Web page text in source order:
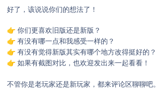
好了，该说说你们的想法了！
👉 你们更喜欢旧版还是新版？
👉 有没有哪一点和我感受一样的？
👉 有没有觉得新版其实有哪个地方改得挺好的？
👉 如果有截图对比，也欢迎发出来一起看看！
不管你是老玩家还是新玩家，都来评论区聊聊吧。